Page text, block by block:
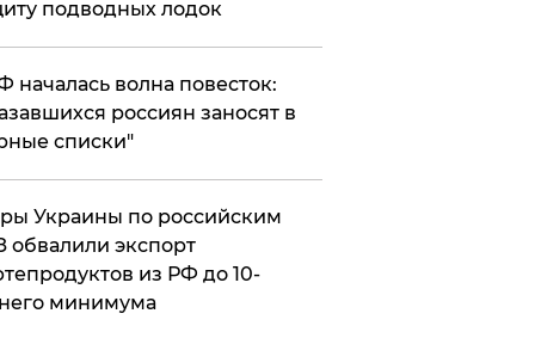
подводных лодок
началась волна повесток:
россиян заносят в
списки"
Украины по российским
обвалили экспорт
из РФ до 10-
минимума